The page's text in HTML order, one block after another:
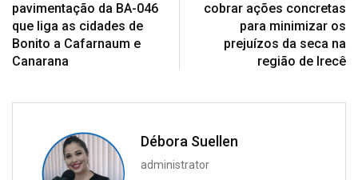
pavimentação da BA-046
que liga as cidades de
Bonito a Cafarnaum e
Canarana
cobrar ações concretas
para minimizar os
prejuízos da seca na
região de Irecê
Débora Suellen
administrator